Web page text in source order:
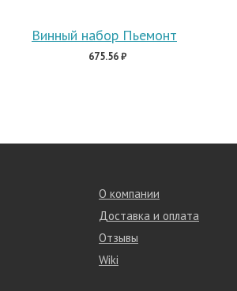
Винный набор Пьемонт
675.56 ₽
О компании
Доставка и оплата
Отзывы
Wiki